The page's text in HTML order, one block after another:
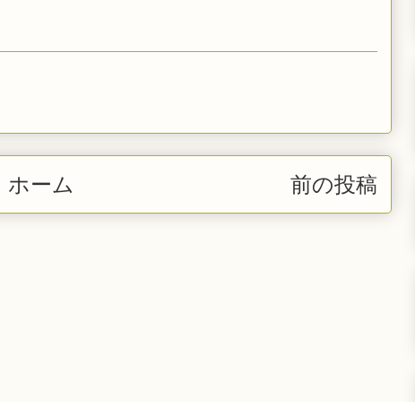
前の投稿
ホーム